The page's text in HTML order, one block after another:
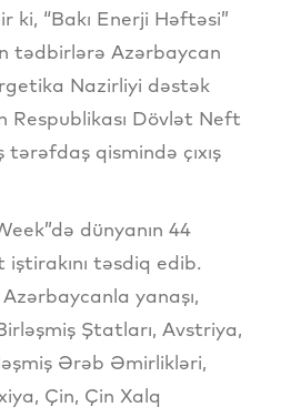
ki, “Bakı Enerji Həftəsi”
tədbirlərə Azərbaycan
Nazirliyi dəstək
Respublikası Dövlət Neft
qismində çıxış
dünyanın 44
iştirakını təsdiq edib.
yanaşı,
Ştatları, Avstriya,
Ərəb Əmirlikləri,
Çin, Çin Xalq